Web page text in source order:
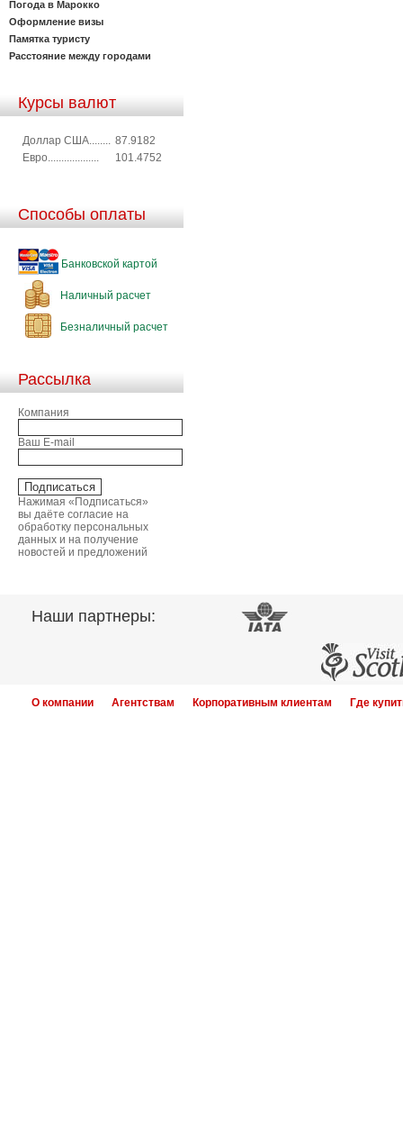
Погода в Марокко
Оформление визы
Памятка туристу
Расстояние между городами
Курсы валют
Доллар США........ 87.9182
Евро...................
101.4752
Способы оплаты
Банковской картой
Наличный расчет
Безналичный расчет
Рассылка
Компания
Ваш E-mail
Нажимая «Подписаться»
вы даёте согласие на
обработку персональных
данных и на получение
новостей и предложений
Наши партнеры:
О компании Агентствам Корпоративным клиентам Где